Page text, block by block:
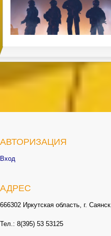
АВТОРИЗАЦИЯ
Вход
АДРЕС
666302 Иркутская область, г.
Тел.: 8(395) 53 53125